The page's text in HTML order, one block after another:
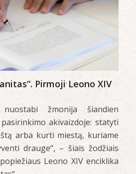
Pirmoji Leono XIV
žmonija šiandien
akivaizdoje: statyti
arba kurti miestą, kuriame
drauge“, – šiais žodžiais
Leono XIV enciklika